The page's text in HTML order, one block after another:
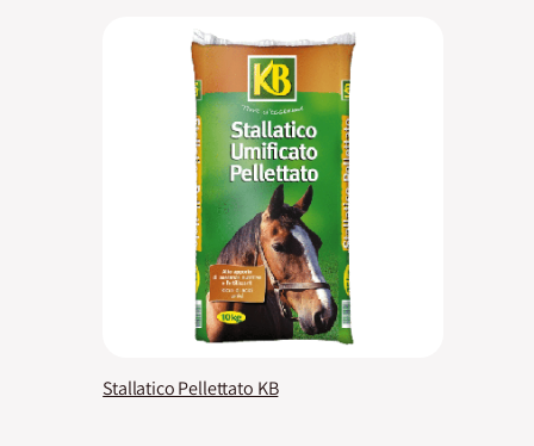
Stallatico Pellettato KB